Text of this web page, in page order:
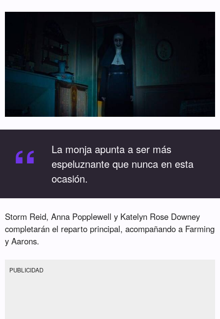
“
La monja apunta a ser más
espeluznante que nunca en esta
ocasión.
Storm Reid, Anna Popplewell y Katelyn Rose Downey
completarán el reparto principal, acompañando a Farming
y Aarons.
PUBLICIDAD